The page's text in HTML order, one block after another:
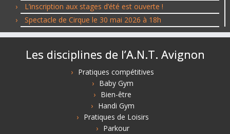
L’inscription aux stages d’été est ouverte !
Spectacle de Cirque le 30 mai 2026 à 18h
Les disciplines de l’A.N.T. Avignon
Pratiques compétitives
Baby Gym
Bien-être
Handi Gym
Pratiques de Loisirs
Parkour